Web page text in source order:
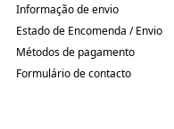
Informação de envio
Estado de Encomenda / Envio
Métodos de pagamento
Formulário de contacto